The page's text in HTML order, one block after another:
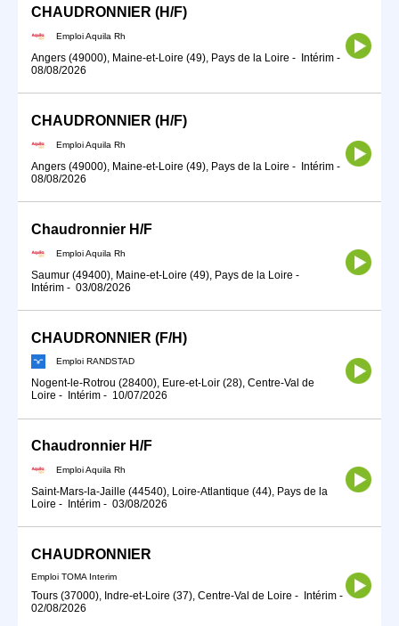
CHAUDRONNIER (H/F)
Emploi Aquila Rh
Angers (49000), Maine-et-Loire (49), Pays de la Loire - Intérim -
08/08/2026
CHAUDRONNIER (H/F)
Emploi Aquila Rh
Angers (49000), Maine-et-Loire (49), Pays de la Loire - Intérim -
08/08/2026
Chaudronnier H/F
Emploi Aquila Rh
Saumur (49400), Maine-et-Loire (49), Pays de la Loire -
Intérim - 03/08/2026
CHAUDRONNIER (F/H)
Emploi RANDSTAD
Nogent-le-Rotrou (28400), Eure-et-Loir (28), Centre-Val de
Loire - Intérim - 10/07/2026
Chaudronnier H/F
Emploi Aquila Rh
Saint-Mars-la-Jaille (44540), Loire-Atlantique (44), Pays de la
Loire - Intérim - 03/08/2026
CHAUDRONNIER
Emploi TOMA Interim
Tours (37000), Indre-et-Loire (37), Centre-Val de Loire - Intérim -
02/08/2026